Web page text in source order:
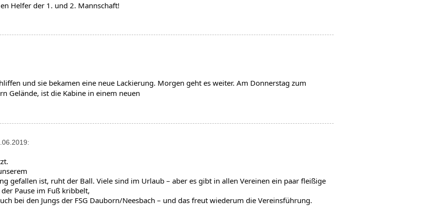
Helfer der 1. und 2. Mannschaft!
und sie bekamen eine neue Lackierung. Morgen geht es weiter. Am Donnerstag zum
Gelände, ist die Kabine in einem neuen
gefallen ist, ruht der Ball. Viele sind im Urlaub – aber es gibt in allen Vereinen ein paar fleißige
Pause im Fuß kribbelt,
bei den Jungs der FSG Dauborn/Neesbach – und das freut wiederum die Vereinsführung.